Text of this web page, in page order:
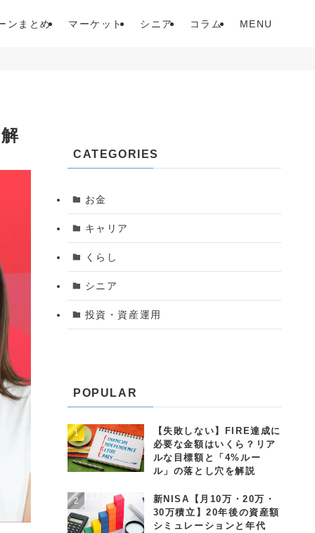
ンまとめ マーケット シニア コラム MENU
CATEGORIES
お金
キャリア
くらし
シニア
投資・資産運用
POPULAR
【失敗しない】FIRE達成に
必要な金額はいくら？リア
ルな目標額と「4%ルー
ル」の落とし穴を解説
新NISA【月10万・20万・
30万積立】20年後の資産額
シミュレーションと年代